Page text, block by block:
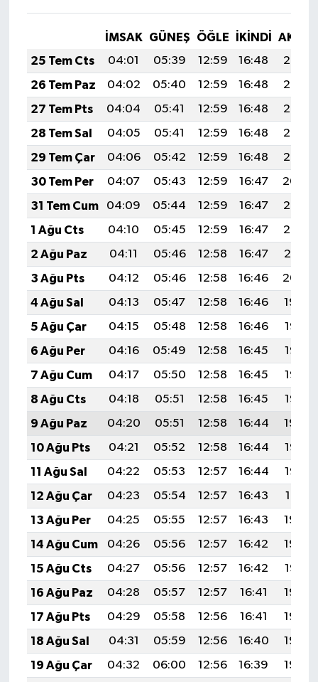
İMSAK GÜNEŞ ÖĞLE İKINDI
25 Tem Cts
04:01 05:39 12:59 16:48
20:08
26 Tem Paz
04:02 05:40 12:59 16:48
20:08
27 Tem Pts
04:04 05:41 12:59 16:48
20:07
28 Tem Sal
04:05 05:41 12:59 16:48
20:06
29 Tem Çar
04:06 05:42 12:59 16:48
20:05
30 Tem Per
04:07 05:43 12:59 16:47
20:04
31 Tem Cum
04:09 05:44 12:59 16:47
20:03
1 Ağu Cts
04:10 05:45 12:59 16:47
20:02
2 Ağu Paz
04:11 05:46 12:58 16:47
20:01
3 Ağu Pts
04:12 05:46 12:58 16:46
20:00
4 Ağu Sal
04:13 05:47 12:58 16:46
19:59
5 Ağu Çar
04:15 05:48 12:58 16:46
19:58
6 Ağu Per
04:16 05:49 12:58 16:45
19:57
7 Ağu Cum
04:17 05:50 12:58 16:45
19:56
8 Ağu Cts
04:18 05:51 12:58 16:45
19:55
9 Ağu Paz
04:20 05:51 12:58 16:44
19:54
10 Ağu Pts
04:21 05:52 12:58 16:44
19:53
11 Ağu Sal
04:22 05:53 12:57 16:44
19:52
12 Ağu Çar
04:23 05:54 12:57 16:43
19:51
13 Ağu Per
04:25 05:55 12:57 16:43
19:50
14 Ağu Cum
04:26 05:56 12:57 16:42
19:48
15 Ağu Cts
04:27 05:56 12:57 16:42
19:47
16 Ağu Paz
04:28 05:57 12:57 16:41
19:46
17 Ağu Pts
04:29 05:58 12:56 16:41
19:45
18 Ağu Sal
04:31 05:59 12:56 16:40
19:43
19 Ağu Çar
04:32 06:00 12:56 16:39
19:42